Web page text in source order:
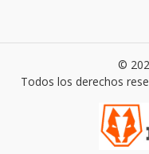
©
Todos los derechos